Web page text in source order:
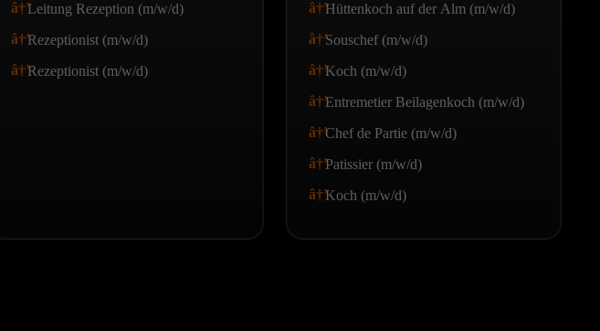
Leitung Rezeption (m/w/d)
Rezeptionist (m/w/d)
Rezeptionist (m/w/d)
Hüttenkoch auf der Alm (m/w/d)
Souschef (m/w/d)
Koch (m/w/d)
Entremetier Beilagenkoch (m/w/d)
Chef de Partie (m/w/d)
Patissier (m/w/d)
Koch (m/w/d)